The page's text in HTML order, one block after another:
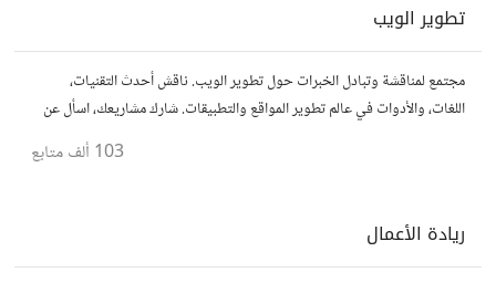
تطوير الويب
مجتمع لمناقشة وتبادل الخبرات حول تطوير الويب. ناقش أحدث التقنيات،
اللغات، والأدوات في عالم تطوير المواقع والتطبيقات. شارك مشاريعك، اسأل عن
103 ألف متابع
ريادة الأعمال